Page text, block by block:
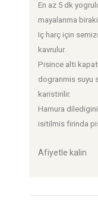
En az 5 dk
mayalanma
Iç harç için
kavrulur.
Pisince alti
dogranmis suyu
karistirilir.
Hamura
isitilmis firinda
Afiyetle kalin